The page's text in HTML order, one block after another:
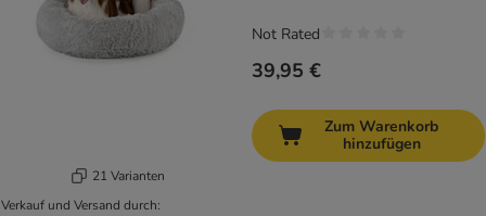
21 Varianten
Verkauf und Versand durch:
39,95 €
Not Rated
Zum Warenkorb
hinzufügen